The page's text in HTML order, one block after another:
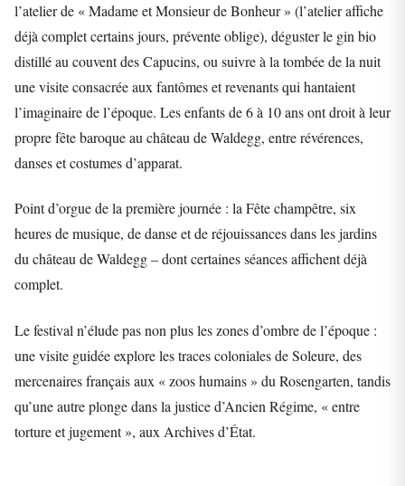
l’atelier de « Madame et Monsieur de Bonheur » (l’atelier affiche
déjà complet certains jours, prévente oblige), déguster le gin bio
distillé au couvent des Capucins, ou suivre à la tombée de la nuit
une visite consacrée aux fantômes et revenants qui hantaient
l’imaginaire de l’époque. Les enfants de 6 à 10 ans ont droit à leur
propre fête baroque au château de Waldegg, entre révérences,
danses et costumes d’apparat.
Point d’orgue de la première journée : la Fête champêtre, six
heures de musique, de danse et de réjouissances dans les jardins
du château de Waldegg – dont certaines séances affichent déjà
complet.
Le festival n’élude pas non plus les zones d’ombre de l’époque :
une visite guidée explore les traces coloniales de Soleure, des
mercenaires français aux « zoos humains » du Rosengarten, tandis
qu’une autre plonge dans la justice d’Ancien Régime, « entre
torture et jugement », aux Archives d’État.